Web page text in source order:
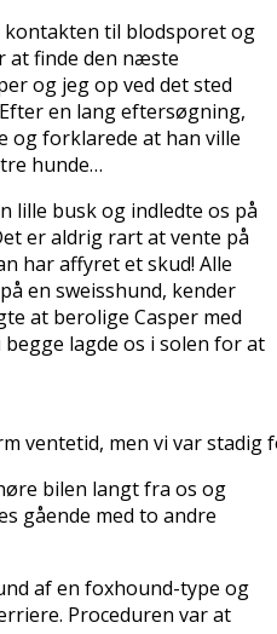
kontakten til blodsporet og
at finde den næste
og jeg op ved det sted
en lang eftersøgning,
og forklarede at han ville
hunde…
lille busk og indledte os på
er aldrig rart at vente på
har affyret et skud! Alle
en sweisshund, kender
at berolige Casper med
lagde os i solen for at
ventetid, men vi var
bilen langt fra os og
gående med to andre
af en foxhound-type og
Proceduren var at